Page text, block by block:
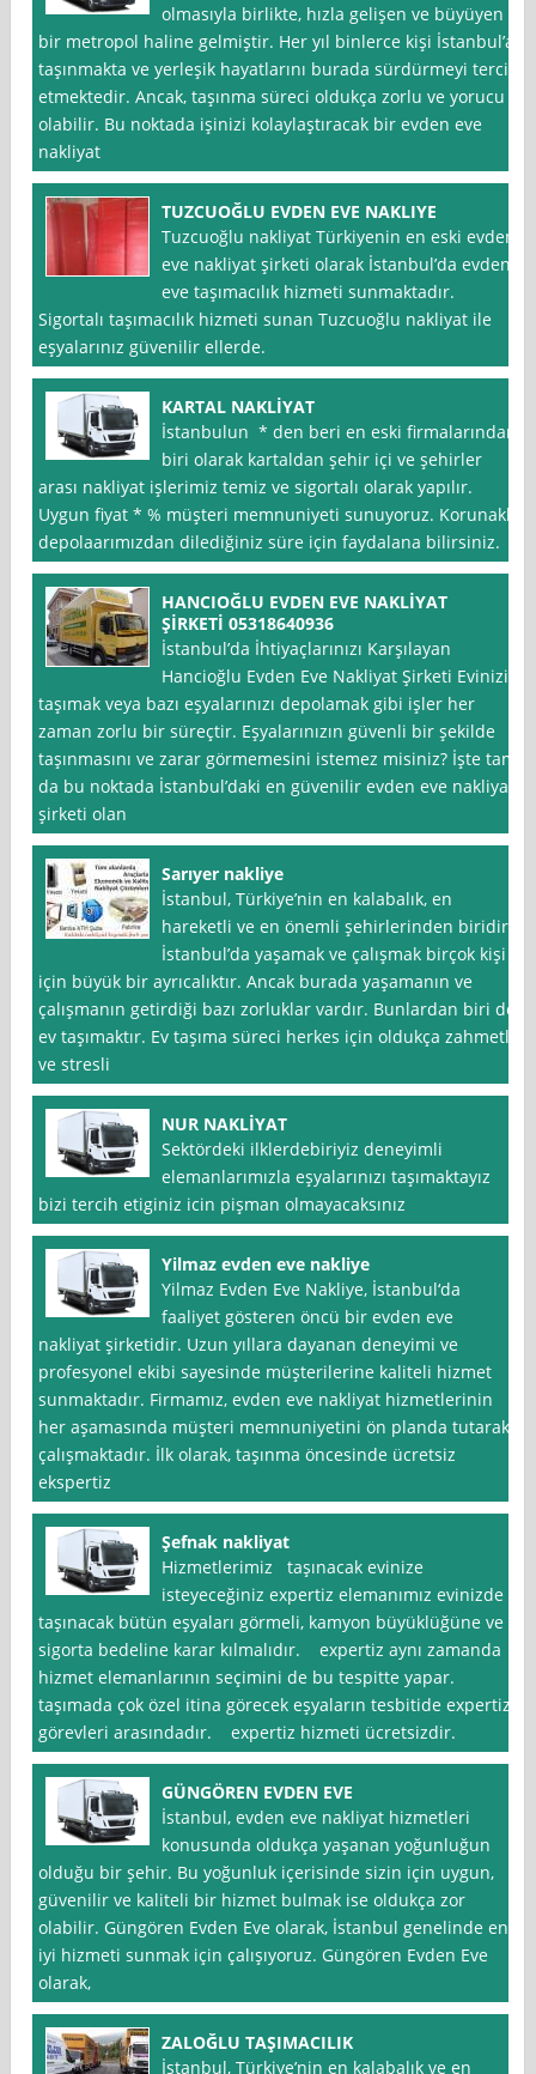
olmasıyla birlikte, hızla gelişen ve büyüyen
bir metropol haline gelmiştir. Her yıl binlerce kişi İstanbul’a
taşınmakta ve yerleşik hayatlarını burada sürdürmeyi tercih
etmektedir. Ancak, taşınma süreci oldukça zorlu ve yorucu
olabilir. Bu noktada işinizi kolaylaştıracak bir evden eve
nakliyat
TUZCUOĞLU EVDEN EVE NAKLIYE
Tuzcuoğlu nakliyat Türkiyenin en eski evden
eve nakliyat şirketi olarak İstanbul’da evden
eve taşımacılık hizmeti sunmaktadır.
Sigortalı taşımacılık hizmeti sunan Tuzcuoğlu nakliyat ile
eşyalarınız güvenilir ellerde.
KARTAL NAKLİYAT
İstanbulun * den beri en eski firmalarından
biri olarak kartaldan şehir içi ve şehirler
arası nakliyat işlerimiz temiz ve sigortalı olarak yapılır.
Uygun fiyat * % müşteri memnuniyeti sunuyoruz. Korunaklı
depolaarımızdan dilediğiniz süre için faydalana bilirsiniz.
HANCIOĞLU EVDEN EVE NAKLİYAT
ŞİRKETİ 05318640936
İstanbul’da İhtiyaçlarınızı Karşılayan
Hancioğlu Evden Eve Nakliyat Şirketi Evinizi
taşımak veya bazı eşyalarınızı depolamak gibi işler her
zaman zorlu bir süreçtir. Eşyalarınızın güvenli bir şekilde
taşınmasını ve zarar görmemesini istemez misiniz? İşte tam
da bu noktada İstanbul’daki en güvenilir evden eve nakliyat
şirketi olan
Sarıyer nakliye
İstanbul, Türkiye’nin en kalabalık, en
hareketli ve en önemli şehirlerinden biridir.
İstanbul’da yaşamak ve çalışmak birçok kişi
için büyük bir ayrıcalıktır. Ancak burada yaşamanın ve
çalışmanın getirdiği bazı zorluklar vardır. Bunlardan biri de
ev taşımaktır. Ev taşıma süreci herkes için oldukça zahmetli
ve stresli
NUR NAKLİYAT
Sektördeki ilklerdebiriyiz deneyimli
elemanlarımızla eşyalarınızı taşımaktayız
bizi tercih etiginiz icin pişman olmayacaksınız
Yilmaz evden eve nakliye
Yilmaz Evden Eve Nakliye, İstanbul‘da
faaliyet gösteren öncü bir evden eve
nakliyat şirketidir. Uzun yıllara dayanan deneyimi ve
profesyonel ekibi sayesinde müşterilerine kaliteli hizmet
sunmaktadır. Firmamız, evden eve nakliyat hizmetlerinin
her aşamasında müşteri memnuniyetini ön planda tutarak
çalışmaktadır. İlk olarak, taşınma öncesinde ücretsiz
ekspertiz
Şefnak nakliyat
Hizmetlerimiz taşınacak evinize
isteyeceğiniz expertiz elemanımız evinizde
taşınacak bütün eşyaları görmeli, kamyon büyüklüğüne ve
sigorta bedeline karar kılmalıdır. expertiz aynı zamanda
hizmet elemanlarının seçimini de bu tespitte yapar.
taşımada çok özel itina görecek eşyaların tesbitide expertiz
görevleri arasındadır. expertiz hizmeti ücretsizdir.
GÜNGÖREN EVDEN EVE
İstanbul, evden eve nakliyat hizmetleri
konusunda oldukça yaşanan yoğunluğun
olduğu bir şehir. Bu yoğunluk içerisinde sizin için uygun,
güvenilir ve kaliteli bir hizmet bulmak ise oldukça zor
olabilir. Güngören Evden Eve olarak, İstanbul genelinde en
iyi hizmeti sunmak için çalışıyoruz. Güngören Evden Eve
olarak,
ZALOĞLU TAŞIMACILIK
İstanbul, Türkiye’nin en kalabalık ve en